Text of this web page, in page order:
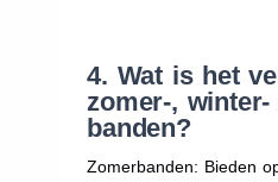
4. Wat is het
zomer-,
banden?
Zomerbanden: Bieden